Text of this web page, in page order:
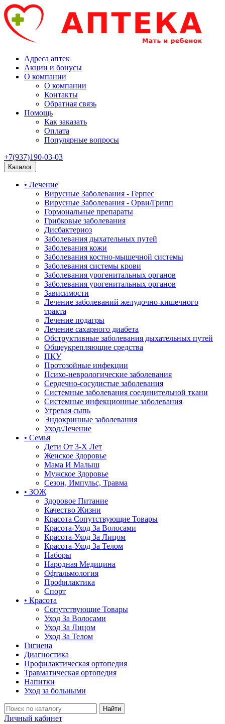
Адреса аптек
Акции и бонусы
О компании
О компании
Контакты
Обратная связь
Помощь
Как заказать
Оплата
Популярные вопросы
+7(937)190-03-03
Каталог
• Лечение
Вирусные Заболевания - Герпес
Вирусные Заболевания - Орви/Грипп
Гормональные препараты
Грибковые заболевания
Дисбактериоз
Заболевания дыхательных путей
Заболевания кожи
Заболевания костно-мышечной системы
Заболевания системы крови
Заболевания урогенитальных органов
Заболевания урогенитальных органов
Зависимости
Лечение заболеваний желудочно-кишечного
тракта
Лечение подагры
Лечение сахарного диабета
Обструктивные заболевания дыхательных путей
Общеукрепляющие средства
ПКУ
Протозойные инфекции
Психо-неврологические заболевания
Сердечно-сосудистые заболевания
Системные заболевания соединительной ткани
Системные инфекционные заболевания
Угревая сыпь
Эндокринные заболевания
Уход/Лечение
• Семья
Дети От 3-Х Лет
Женское Здоровье
Мама И Малыш
Мужское Здоровье
Сезон, Импульс, Травма
• ЗОЖ
Здоровое Питание
Качество Жизни
Красота Сопутствующие Товары
Красота-Уход За Волосами
Красота-Уход За Лицом
Красота-Уход За Телом
Наборы
Народная Медицина
Офтальмология
Профилактика
Спорт
• Красота
Сопутствующие Товары
Уход За Волосами
Уход За Лицом
Уход За Телом
Гигиена
Диагностика
Профилактическая ортопедия
Травматическая ортопедия
Напитки
Уход за больными
Найти
Личный кабинет